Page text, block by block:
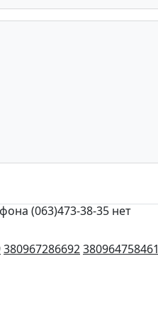
(063)473-38-35 нет
380967286692380964758461